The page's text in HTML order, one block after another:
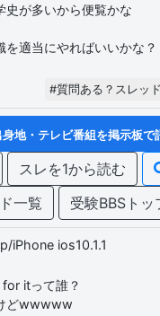
史が多いから便覧かな
適当にやればいいかな？
#質問ある？スレッ
身地・テレビ番組を掲示板で
スレを1から読む
一覧
受験BBSトッ
iPhone ios10.1.1
itって誰？
どwwwww